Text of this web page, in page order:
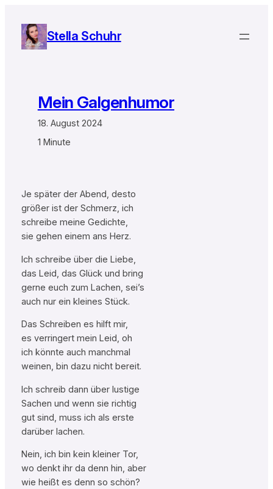
Inhalt
springen
Stella Schuhr
Mein Galgenhumor
18. August 2024
1 Minute
Je später der Abend, desto
größer ist der Schmerz, ich
schreibe meine Gedichte,
sie gehen einem ans Herz.
Ich schreibe über die Liebe,
das Leid, das Glück und bring
gerne euch zum Lachen, sei’s
auch nur ein kleines Stück.
Das Schreiben es hilft mir,
es verringert mein Leid, oh
ich könnte auch manchmal
weinen, bin dazu nicht bereit.
Ich schreib dann über lustige
Sachen und wenn sie richtig
gut sind, muss ich als erste
darüber lachen.
Nein, ich bin kein kleiner Tor,
wo denkt ihr da denn hin, aber
wie heißt es denn so schön?